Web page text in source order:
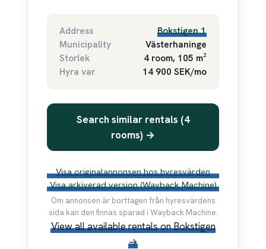
Address
Bokstigen 1
Municipality
Västerhaninge
Storlek
4 room, 105 m²
Hyra var
14 900 SEK/mo
Search similar rentals (4
rooms) →
Visa originalannonsen hos hyresvärden
Visa arkiverad version (Wayback Machine)
Om annonsen är borttagen från hyresvärdens
sida kan den finnas sparad i Wayback Machine.
View all available rentals on Bokstigen
→